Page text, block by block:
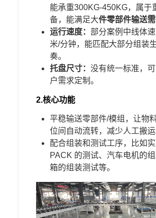
能承重300KG-450KG，属于
备，能满足大件零部件输送需
运行速度：部分案例中线体
米/分钟，能匹配大部分组装
奏。
托盘尺寸：没有统一标准，
户需求定制。
2.核心功能
平稳输送零部件/模组，让物
位间自动流转，减少人工搬运
配合组装和测试工序，比如
PACK 的测试、汽车电机的
箱的组装测试等。